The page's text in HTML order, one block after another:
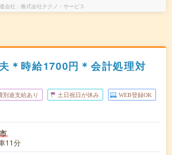
会社 株式会社テクノ・サービス
＊時給1700円＊会計処理対
別途支給あり 土日祝日が休み WEB登録OK
11分